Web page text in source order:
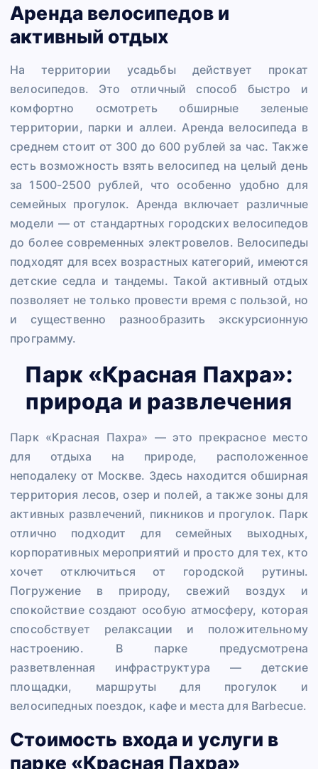
Аренда велосипедов и
активный отдых
На территории усадьбы действует прокат
велосипедов. Это отличный способ быстро и
комфортно осмотреть обширные зеленые
территории, парки и аллеи. Аренда велосипеда в
среднем стоит от 300 до 600 рублей за час. Также
есть возможность взять велосипед на целый день
за 1500-2500 рублей, что особенно удобно для
семейных прогулок. Аренда включает различные
модели — от стандартных городских велосипедов
до более современных электровелов. Велосипеды
подходят для всех возрастных категорий, имеются
детские седла и тандемы. Такой активный отдых
позволяет не только провести время с пользой, но
и существенно разнообразить экскурсионную
программу.
Парк «Красная Пахра»:
природа и развлечения
Парк «Красная Пахра» — это прекрасное место
для отдыха на природе, расположенное
неподалеку от Москве. Здесь находится обширная
территория лесов, озер и полей, а также зоны для
активных развлечений, пикников и прогулок. Парк
отлично подходит для семейных выходных,
корпоративных мероприятий и просто для тех, кто
хочет отключиться от городской рутины.
Погружение в природу, свежий воздух и
спокойствие создают особую атмосферу, которая
способствует релаксации и положительному
настроению. В парке предусмотрена
разветвленная инфраструктура — детские
площадки, маршруты для прогулок и
велосипедных поездок, кафе и места для Barbecue.
Стоимость входа и услуги в
парке «Красная Пахра»